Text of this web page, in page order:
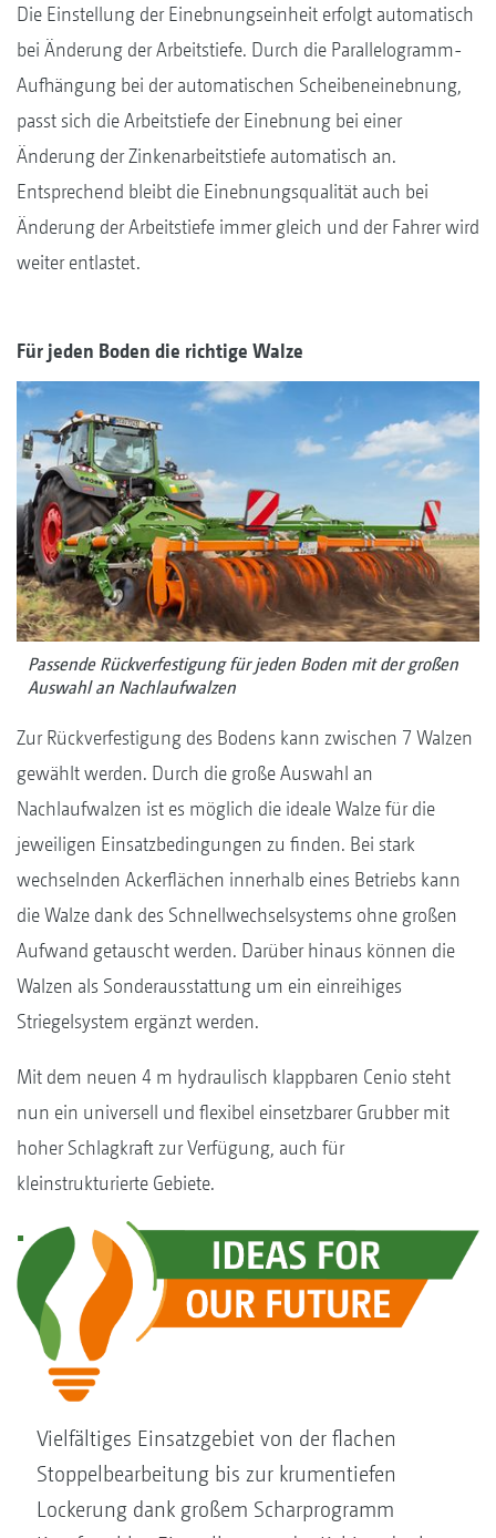
Die Einstellung der Einebnungseinheit erfolgt automatisch
bei Änderung der Arbeitstiefe. Durch die Parallelogramm-
Aufhängung bei der automatischen Scheibeneinebnung,
passt sich die Arbeitstiefe der Einebnung bei einer
Änderung der Zinkenarbeitstiefe automatisch an.
Entsprechend bleibt die Einebnungsqualität auch bei
Änderung der Arbeitstiefe immer gleich und der Fahrer wird
weiter entlastet.
Für jeden Boden die richtige Walze
Passende Rückverfestigung für jeden Boden mit der großen
Auswahl an Nachlaufwalzen
Zur Rückverfestigung des Bodens kann zwischen 7 Walzen
gewählt werden. Durch die große Auswahl an
Nachlaufwalzen ist es möglich die ideale Walze für die
jeweiligen Einsatzbedingungen zu finden. Bei stark
wechselnden Ackerflächen innerhalb eines Betriebs kann
die Walze dank des Schnellwechselsystems ohne großen
Aufwand getauscht werden. Darüber hinaus können die
Walzen als Sonderausstattung um ein einreihiges
Striegelsystem ergänzt werden.
Mit dem neuen 4 m hydraulisch klappbaren Cenio steht
nun ein universell und flexibel einsetzbarer Grubber mit
hoher Schlagkraft zur Verfügung, auch für
kleinstrukturierte Gebiete.
Vielfältiges Einsatzgebiet von der flachen
Stoppelbearbeitung bis zur krumentiefen
Lockerung dank großem Scharprogramm